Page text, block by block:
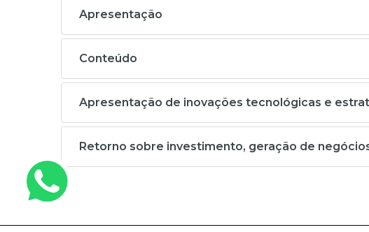
Apresentação
Conteúdo
Apresentação de inovações tecnológicas e
Retorno sobre investimento, geração de